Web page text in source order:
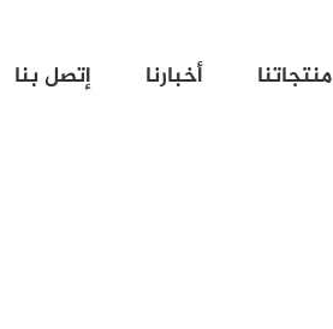
منتجاتنا أخبارنا إتصل بنا